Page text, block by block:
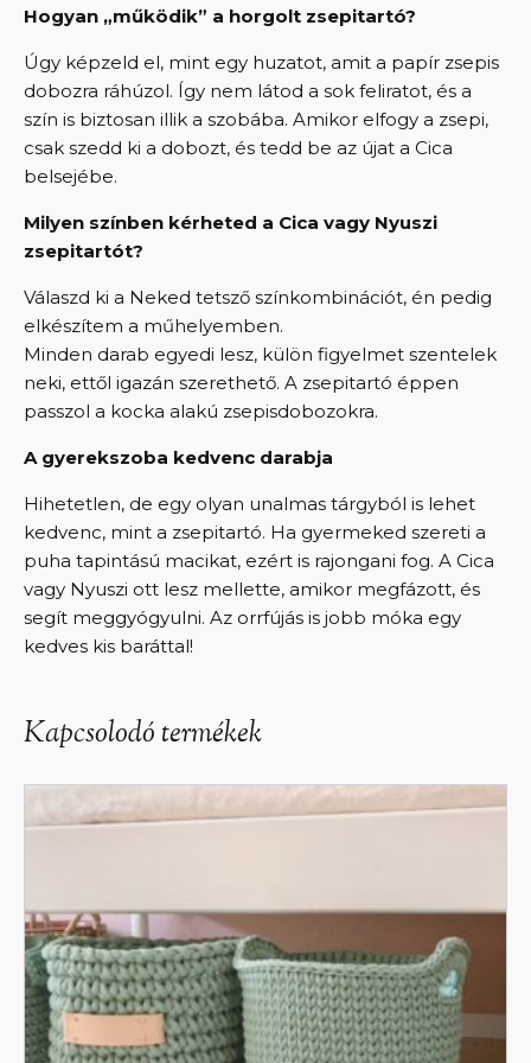
Hogyan „működik” a horgolt zsepitartó?
Úgy képzeld el, mint egy huzatot, amit a papír zsepis
dobozra ráhúzol. Így nem látod a sok feliratot, és a
szín is biztosan illik a szobába. Amikor elfogy a zsepi,
csak szedd ki a dobozt, és tedd be az újat a Cica
belsejébe.
Milyen színben kérheted a Cica vagy Nyuszi
zsepitartót?
Válaszd ki a Neked tetsző színkombinációt, én pedig
elkészítem a műhelyemben.
Minden darab egyedi lesz, külön figyelmet szentelek
neki, ettől igazán szerethető. A zsepitartó éppen
passzol a kocka alakú zsepisdobozokra.
A gyerekszoba kedvenc darabja
Hihetetlen, de egy olyan unalmas tárgyból is lehet
kedvenc, mint a zsepitartó. Ha gyermeked szereti a
puha tapintású macikat, ezért is rajongani fog. A Cica
vagy Nyuszi ott lesz mellette, amikor megfázott, és
segít meggyógyulni. Az orrfújás is jobb móka egy
kedves kis baráttal!
Kapcsolodó termékek
Ennek
variációja
van.
A
változatok
a